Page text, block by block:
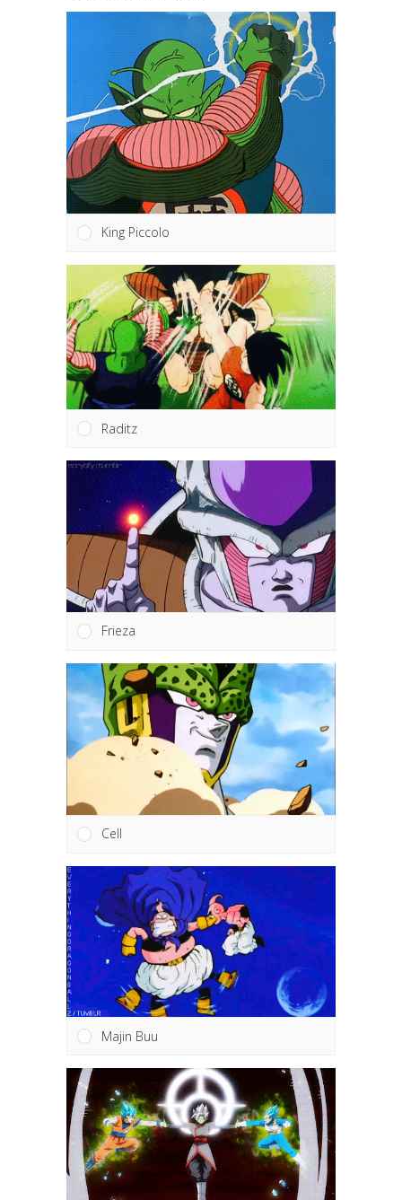
King Piccolo
Raditz
Frieza
Cell
Majin Buu